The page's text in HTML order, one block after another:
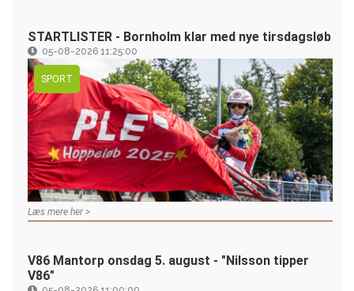
STARTLISTER - Bornholm klar med nye tirsdagsløb
05-08-2026 11:25:00
SPORT
Læs mere her >
V86 Mantorp onsdag 5. august - "Nilsson tipper
V86"